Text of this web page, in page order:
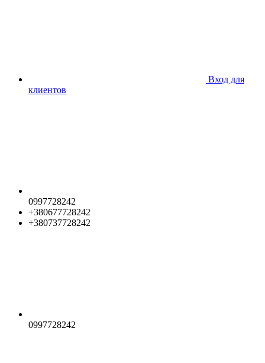
Вход для
клиентов
0997728242
+380677728242
+380737728242
0997728242